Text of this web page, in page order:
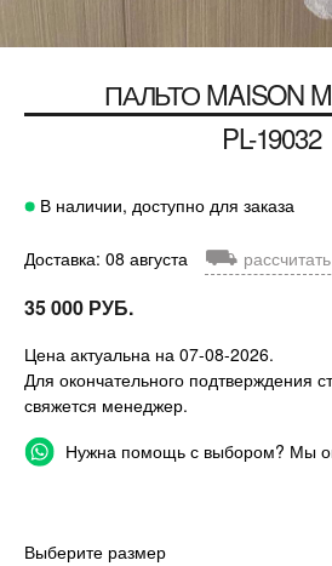
ПАЛЬТО MAISON
PL-19032
В наличии, доступно для заказа
Доставка: 08 августа ⛟
35 000 РУБ.
Цена актуальна на 07-08-2026.
Для окончательного подтверждения
свяжется менеджер.
Нужна помощь с выбором? Мы
Выберите размер